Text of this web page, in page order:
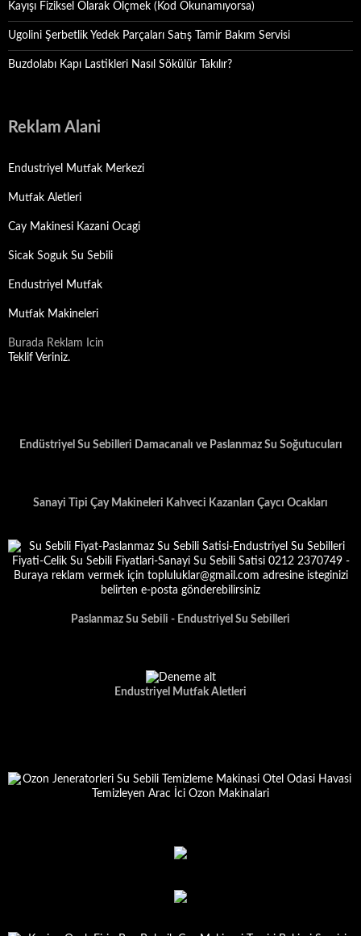
Kayışı Fiziksel Olarak Ölçmek (Kod Okunamıyorsa)
Ugolini Şerbetlik Yedek Parçaları Satış Tamir Bakım Servisi
Buzdolabı Kapı Lastikleri Nasıl Sökülür Takılır?
Reklam Alani
Endustriyel Mutfak Merkezi
Mutfak Aletleri
Cay Makinesi Kazani Ocagi
Sicak Soguk Su Sebili
Endustriyel Mutfak
Mutfak Makineleri
Burada Reklam Icin
Teklif Veriniz.
Endüstriyel Su Sebilleri Damacanalı ve Paslanmaz Su Soğutucuları
Sanayi Tipi Çay Makineleri Kahveci Kazanları Çaycı Ocakları
Paslanmaz Su Sebili - Endustriyel Su Sebilleri
Endustriyel Mutfak Aletleri